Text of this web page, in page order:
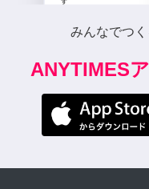
みんなでつく
ANYTIMES